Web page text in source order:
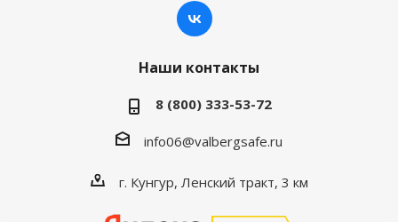
Наши контакты
8 (800) 333-53-72
info06@valbergsafe.ru
г. Кунгур, Ленский тракт, 3 км